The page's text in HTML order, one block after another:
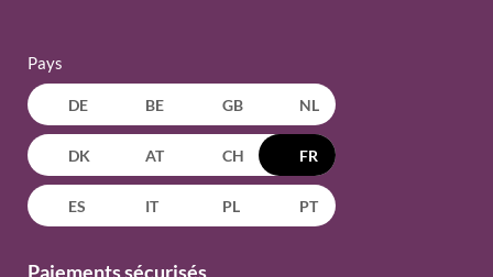
Pays
DE BE GB NL
DK AT CH FR
ES IT PL PT
Paiements sécurisés